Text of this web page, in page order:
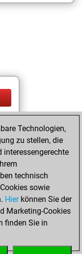
Technologien,
zu stellen, die
interessengerechte
technisch
sowie
Hierkönnen Sie der
Marketing-Cookies
finden Sie in